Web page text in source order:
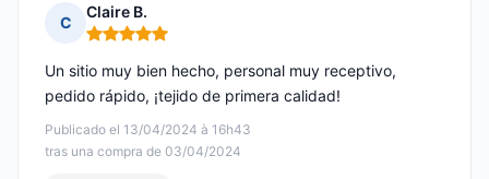
C
Claire B.
Nota: 5 de 5
Publicado el 13/04/2024 à 16h43
tras una compra de 03/04/2024
Un sitio muy bien hecho, personal muy receptivo,
pedido rápido, ¡tejido de primera calidad!